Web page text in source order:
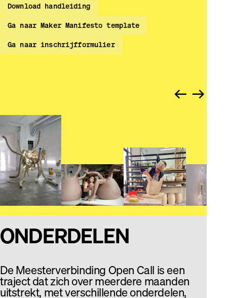
Download handleiding
Ga naar Maker Manifesto template
Ga naar inschrijfformulier
arrow_right_alt arrow_right_alt
ONDERDELEN
De Meester­verbinding Open Call is een
traject dat zich over meerdere maanden
uitstrekt, met verschillende onderdelen,